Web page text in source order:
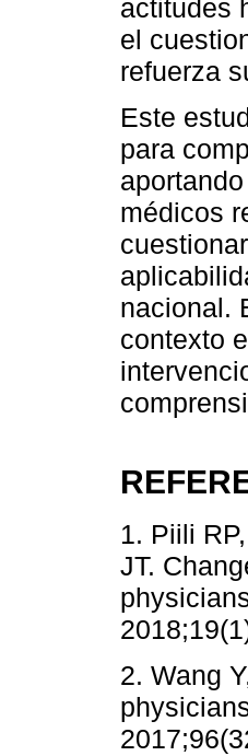
actitudes
el
refuerza
Este
para
médicos
nacional.
contexto
1. Piili
JT.
2. Wang